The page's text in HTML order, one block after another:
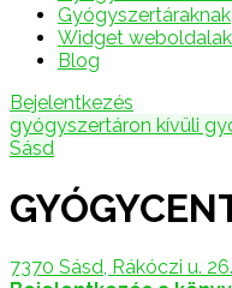
Gyógyszertáraknak
Widget
Blog
Bejelentkezés
gyógyszertáron kívüli
Sásd
7370 Sásd, Rákóczi u. 26.